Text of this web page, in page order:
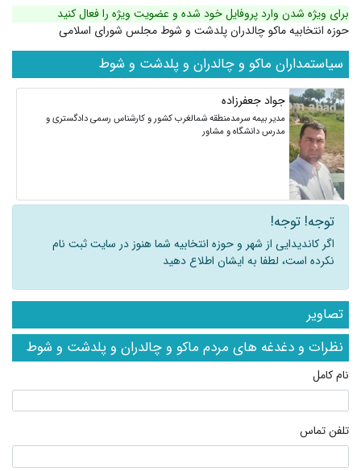
برای ویژه شدن وارد پروفایل خود شده و عضویت ویژه را فعال کنید
حوزه انتخابیه ماکو چالدران پلدشت و شوط مجلس شورای اسلامی
سیاستمداران ماکو و چالدران و پلدشت و شوط
جواد جعفرزاده
مدیر بیمه سرمدمنطقه شمالغرب کشور و کارشناس رسمی دادگستری و
مدرس دانشگاه و مشاور
توجه! توجه!
اگر کاندیدایی از شهر و حوزه انتخابیه شما هنوز در سایت ثبت نام
نکرده است، لطفا به ایشان اطلاع دهید
تصاویر
نظرات و دغدغه های مردم ماکو و چالدران و پلدشت و شوط
نام کامل
تلفن تماس